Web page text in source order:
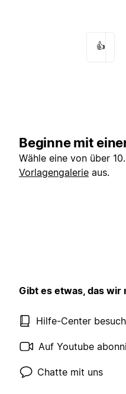
👍
Beginne mit
Wähle eine von über
Vorlagengalerie aus.
Gibt es etwas, das wir
Hilfe-Center
Auf Youtube
Chatte mit uns